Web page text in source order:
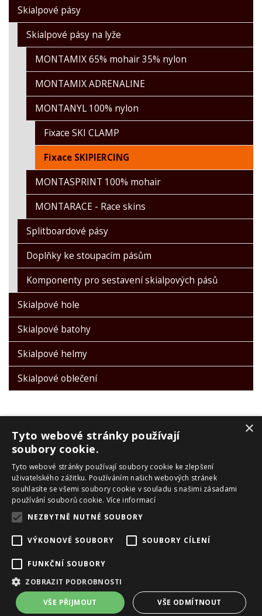
Skialpové pásy
Skialpové pásy na lyže
MONTAMIX 65% mohair 35% nylon
MONTAMIX ADRENALINE
MONTANYL 100% nylon
Fixace SKI CLAMP
Fixace SKIPIERCING
MONTASPRINT 100% mohair
MONTARACE - Race skins
Splitboardové pásy
Doplňky ke stoupacím pásům
Komponenty pro sestavení skialpových pásů
Skialpové hole
Skialpové batohy
Skialpové helmy
Skialpové oblečení
PRO ZÁKAZNÍKY
Obchodní podmínky
Reklamační řád
Zpracování OU
Skialpové pásy Montana
Copyright ©eshop.vanclsport.cz provozováno na systémutvorba
e-shopu
pronájem e-shopu
×
Tyto webové stránky používají
soubory cookie.
Tyto webové stránky používají soubory cookie ke zlepšení
uživatelského zážitku. Používáním našich webových stránek
souhlasíte se všemi soubory cookie v souladu s našimi zásadami
používání souborů cookie. Více informací
NEZBYTNĚ NUTNÉ SOUBORY
VÝKONOVÉ SOUBORY SOUBORY CÍLENÍ
FUNKČNÍ SOUBORY
ZOBRAZIT PODROBNOSTI
VŠE PŘIJMOUT VŠE ODMÍTNOUT